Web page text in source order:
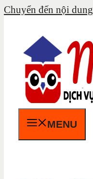
Chuyển đến nội dung
MENU